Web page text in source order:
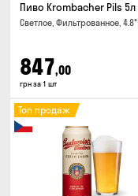
Пиво Krombacher Pils 5л
Светлое, Фильтрованное, 4.8°
847,00
грн за 1 шт
Топ продаж